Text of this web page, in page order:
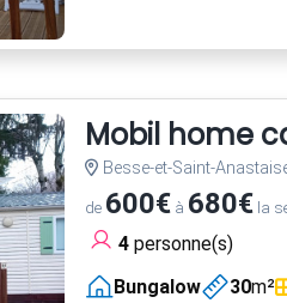
Mobil home
Besse-et-Saint-
de 600€à 680€la
4personne(s)
Bungalow
30m²